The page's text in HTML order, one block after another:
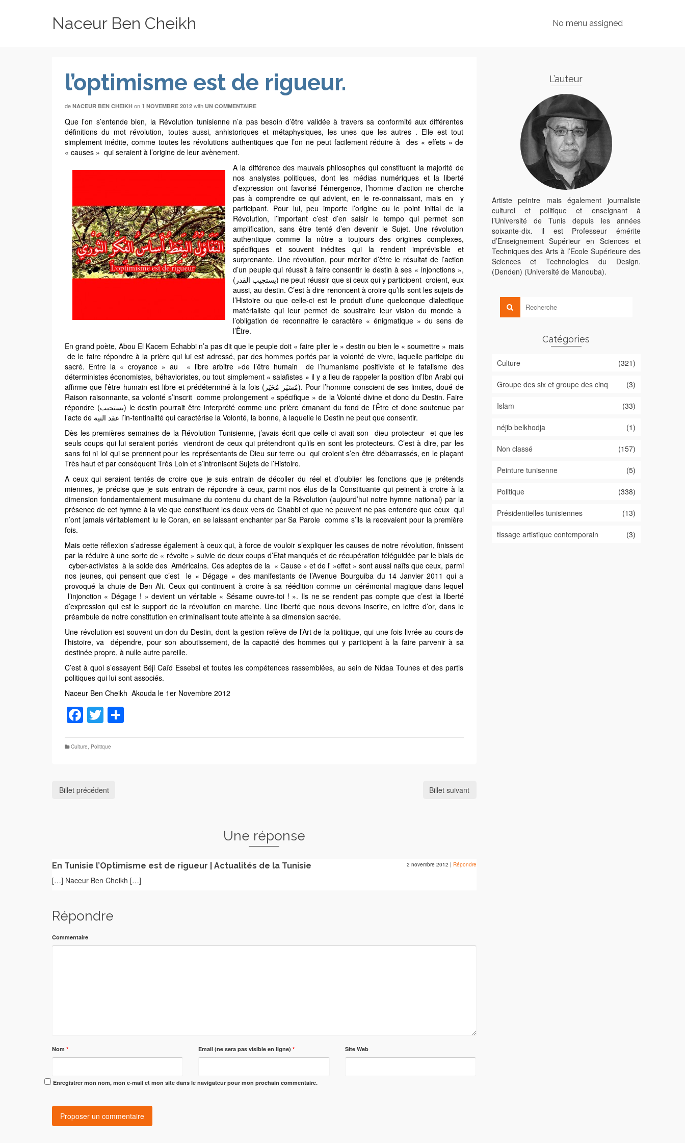
Naceur Ben Cheikh No menu assigned
l’optimisme est de rigueur.
de NACEUR BEN CHEIKH on 1 NOVEMBRE 2012 with UN COMMENTAIRE
Que l’on s’entende bien, la Révolution tunisienne n’a pas besoin d’être validée à travers sa conformité aux différentes
définitions du mot révolution, toutes aussi, anhistoriques et métaphysiques, les unes que les autres . Elle est tout
simplement inédite, comme toutes les révolutions authentiques que l’on ne peut facilement réduire à des « effets » de
« causes » qui seraient à l’origine de leur avènement.
A la différence des mauvais philosophes qui constituent la majorité de
nos analystes politiques, dont les médias numériques et la liberté
d’expression ont favorisé l’émergence, l’homme d’action ne cherche
pas à comprendre ce qui advient, en le re-connaissant, mais en y
participant. Pour lui, peu importe l’origine ou le point initial de la
Révolution, l’important c’est d’en saisir le tempo qui permet son
amplification, sans être tenté d’en devenir le Sujet. Une révolution
authentique comme la nôtre a toujours des origines complexes,
spécifiques et souvent inédites qui la rendent imprévisible et
surprenante. Une révolution, pour mériter d’être le résultat de l’action
d’un peuple qui réussit à faire consentir le destin à ses « injonctions »,
(يستجيب القدر) ne peut réussir que si ceux qui y participent croient, eux
aussi, au destin. C’est à dire renoncent à croire qu’ils sont les sujets de
l’Histoire ou que celle-ci est le produit d’une quelconque dialectique
matérialiste qui leur permet de soustraire leur vision du monde à
l’obligation de reconnaitre le caractère « énigmatique » du sens de
l’Être.
En grandpoète, Abou El Kacem Echabbi n’a pas dit que le peuple doit « faire plier le » destin ou bien le « soumettre » mais
de le faire répondre à la prière qui lui est adressé, par des hommes portés par la volonté de vivre, laquelle participe du
sacré. Entre la « croyance » au « libre arbitre »de l’être humain de l’humanisme positiviste et le fatalisme des
déterministes économistes, béhavioristes, ou tout simplement « salafistes » il y a lieu de rappeler la position d’Ibn Arabi qui
affirme que l’être humain est libre et prédéterminé à la fois (مُسَيَر مُخَيَر). Pour l’homme conscient de ses limites, doué de
Raison raisonnante, sa volonté s’inscrit comme prolongement « spécifique » de la Volonté divine et donc du Destin. Faire
répondre (يستجيب) le destin pourrait être interprété comme une prière émanant du fond de l’Être et donc soutenue par
l’acte de عقد النية l’in-tentinalité qui caractérise la Volonté, la bonne, à laquelle le Destin ne peut que consentir.
Dès les premières semaines de la Révolution Tunisienne, j’avais écrit que celle-ci avait son dieu protecteur et que les
seuls coups qui lui seraient portés viendront de ceux qui prétendront qu’ils en sont les protecteurs. C’est à dire, par les
sans foi ni loi qui se prennent pour les représentants de Dieu sur terre ou qui croient s’en être débarrassés, en le plaçant
Très haut et par conséquent Très Loin et s’intronisent Sujets de l’Histoire.
A ceux qui seraient tentés de croire que je suis entrain de décoller du réel et d’oublier les fonctions que je prétends
miennes, je précise que je suis entrain de répondre à ceux, parmi nos élus de la Constituante qui peinent à croire à la
dimension fondamentalement musulmane du contenu du chant de la Révolution (aujourd’hui notre hymne national) par la
présence de cet hymne à la vie que constituent les deux vers de Chabbi et que ne peuvent ne pas entendre que ceux qui
n’ont jamais véritablement lu le Coran, en se laissant enchanter par Sa Parole comme s’ils la recevaient pour la première
fois.
Mais cette réflexion s’adresse également à ceux qui, à force de vouloir s’expliquer les causes de notre révolution, finissent
par la réduire à une sorte de « révolte » suivie de deux coups d’Etat manqués et de récupération téléguidée par le biais de
cyber-activistes à la solde des Américains. Ces adeptes de la « Cause » et de l' »effet » sont aussi naïfs que ceux, parmi
nos jeunes, qui pensent que c’est le « Dégage » des manifestants de l’Avenue Bourguiba du 14 Janvier 2011 qui a
provoqué la chute de Ben Ali. Ceux qui continuent à croire à sa réédition comme un cérémonial magique dans lequel
l’injonction « Dégage ! » devient un véritable «Sésame ouvre-toi! ». Ils ne se rendent pas compte que c’est la liberté
d’expression qui est le support de la révolution en marche. Une liberté que nous devons inscrire, en lettre d’or, dans le
préambule de notre constitution en criminalisant toute atteinte à sa dimension sacrée.
Une révolution est souvent un don du Destin, dont la gestion relève de l’Art de la politique, qui une fois livrée au cours de
l’histoire, va dépendre, pour son aboutissement, de la capacité des hommes qui y participent à la faire parvenir à sa
destinée propre, à nulle autre pareille.
C’est à quoi s’essayent Béji Caïd Essebsi et toutes les compétences rassemblées, au sein de Nidaa Tounes et des partis
politiques qui lui sont associés.
Naceur Ben Cheikh Akouda le 1er Novembre 2012
Facebook
Twitter
Culture, Politique
Billet précédent Billet suivant
Une réponse
En Tunisie l’Optimisme est de rigueur | Actualités de la Tunisie 2 novembre 2012 | Répondre
[…] Naceur Ben Cheikh […]
Répondre
Commentaire
Nom * Email (ne sera pas visible en ligne)* Site Web
Enregistrer mon nom, mon e-mail et mon site dans le navigateur pour mon prochain commentaire.
L’auteur
Artiste peintre mais également journaliste
culturel et politique et enseignant à
l’Université de Tunis depuis les années
soixante-dix. il est Professeur émérite
d’Enseignement Supérieur en Sciences et
Techniques des Arts à l’Ecole Supérieure des
Sciences et Technologies du Design.
(Denden) (Université de Manouba).
Catégories
Culture (321)
Groupe des six et groupe des cinq (3)
Islam (33)
néjib belkhodja (1)
Non classé (157)
Peinture tunisenne (5)
Politique (338)
Présidentielles tunisiennes (13)
tIssage artistique contemporain (3)